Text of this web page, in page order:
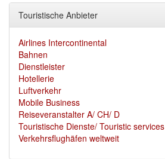
Touristische Anbieter
Airlines Intercontinental
Bahnen
Dienstleister
Hotellerie
Luftverkehr
Mobile Business
Reiseveranstalter A/ CH/ D
Touristische Dienste/ Touristic services
Verkehrsflughäfen weltweit